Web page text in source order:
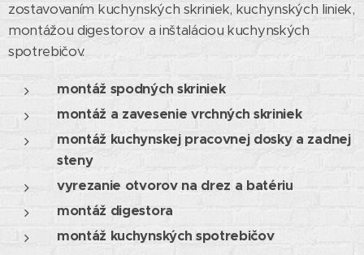
zostavovaním kuchynských skriniek, kuchynských liniek,
montážou digestorov a inštaláciou kuchynských
spotrebičov.
montáž spodných skriniek
montáž a zavesenie vrchných skriniek
montáž kuchynskej pracovnej dosky a zadnej
steny
vyrezanie otvorov na drez a batériu
montáž digestora
montáž kuchynských spotrebičov